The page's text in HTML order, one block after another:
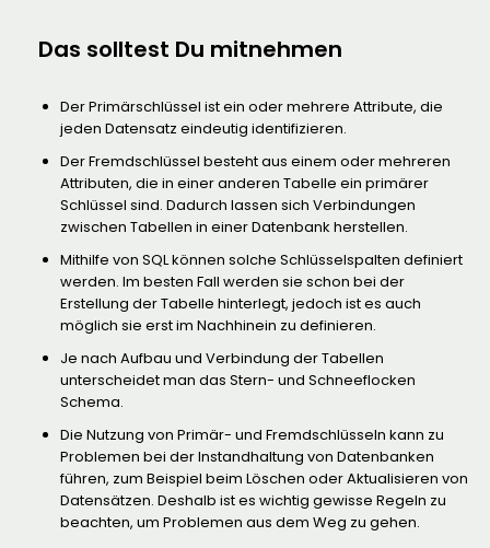
Das solltest Du mitnehmen
Der Primärschlüssel ist ein oder mehrere Attribute, die
jeden Datensatz eindeutig identifizieren.
Der Fremdschlüssel besteht aus einem oder mehreren
Attributen, die in einer anderen Tabelle ein primärer
Schlüssel sind. Dadurch lassen sich Verbindungen
zwischen Tabellen in einer Datenbank herstellen.
Mithilfe von SQL können solche Schlüsselspalten definiert
werden. Im besten Fall werden sie schon bei der
Erstellung der Tabelle hinterlegt, jedoch ist es auch
möglich sie erst im Nachhinein zu definieren.
Je nach Aufbau und Verbindung der Tabellen
unterscheidet man das Stern- und Schneeflocken
Schema.
Die Nutzung von Primär- und Fremdschlüsseln kann zu
Problemen bei der Instandhaltung von Datenbanken
führen, zum Beispiel beim Löschen oder Aktualisieren von
Datensätzen. Deshalb ist es wichtig gewisse Regeln zu
beachten, um Problemen aus dem Weg zu gehen.